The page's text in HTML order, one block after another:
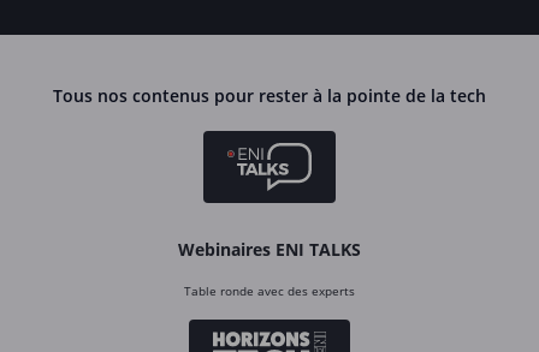
Tous nos contenus pour rester à la pointe de la tech
Webinaires ENI TALKS
Table ronde avec des experts